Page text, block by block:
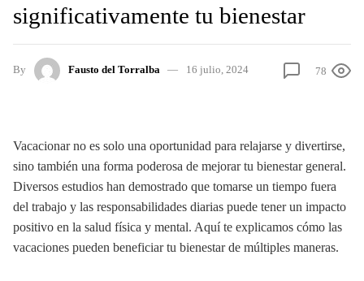
significativamente tu bienestar
By Fausto del Torralba 16 julio, 2024 78
Vacacionar no es solo una oportunidad para relajarse y divertirse,
sino también una forma poderosa de mejorar tu bienestar general.
Diversos estudios han demostrado que tomarse un tiempo fuera
del trabajo y las responsabilidades diarias puede tener un impacto
positivo en la salud física y mental. Aquí te explicamos cómo las
vacaciones pueden beneficiar tu bienestar de múltiples maneras.